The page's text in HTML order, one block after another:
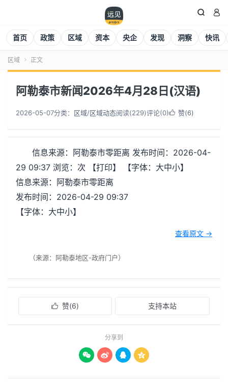
 
首页 政策 区域 资本 央企 发现 洞察 快讯
区域  正文
阿勒泰市新闻2026年4月28日(汉语)
2026-05-07分类： 区域/区域动态阅读(230)评论(0) 赞(6)
信息来源：阿勒泰市零距离 发布时间：2026-04-
29 09:37 浏览：次 【打印】 【字体：大中小】
信息来源：阿勒泰市零距离
发布时间：2026-04-29 09:37
【字体：大中小】
查看原文 →
（来源：阿勒泰地区-政府门户）
 赞(6) 支持本站
分享到
   